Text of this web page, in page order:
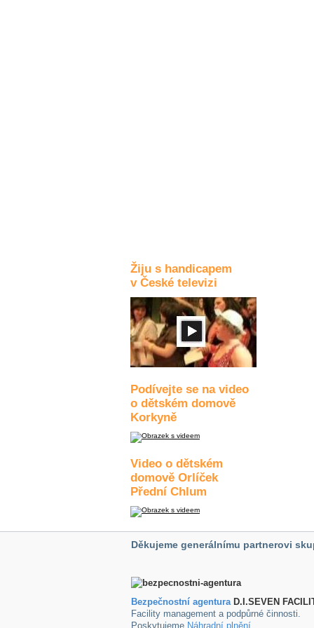
Žiju s handicapem
v České televizi
Podívejte se na video
o dětském domově
Korkyně
Video o dětském
domově Orlíček
Přední Chlum
Děkujeme generálnímu partnerovi
Bezpečnostní agenturaD.I.SEVEN
Facility management a podpůrné činnosti.
Poskytujeme Náhradní plnění